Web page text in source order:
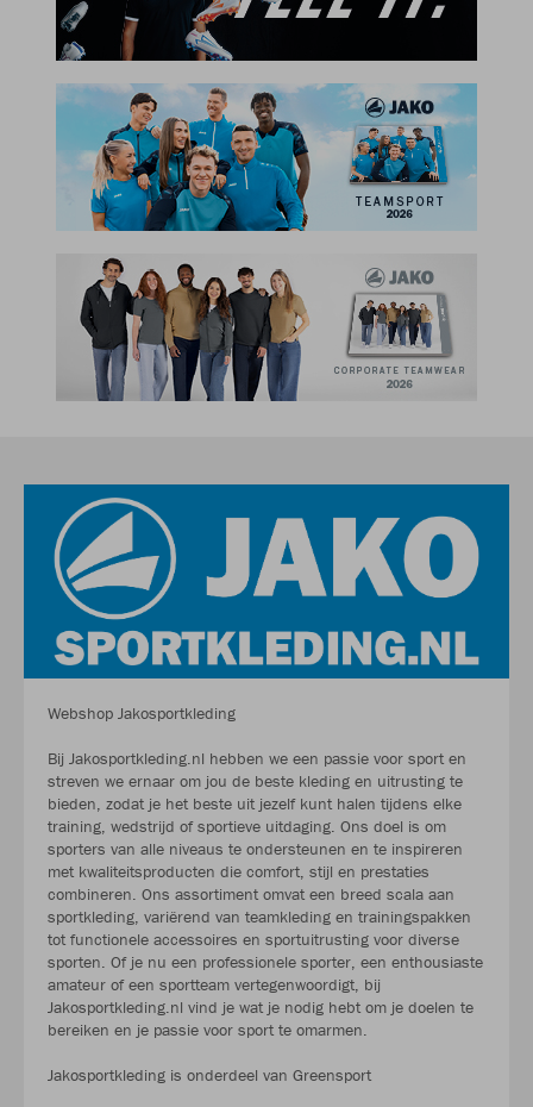
Webshop Jakosportkleding
Bij Jakosportkleding.nl hebben we een passie voor sport en
streven we ernaar om jou de beste kleding en uitrusting te
bieden, zodat je het beste uit jezelf kunt halen tijdens elke
training, wedstrijd of sportieve uitdaging. Ons doel is om
sporters van alle niveaus te ondersteunen en te inspireren
met kwaliteitsproducten die comfort, stijl en prestaties
combineren. Ons assortiment omvat een breed scala aan
sportkleding, variërend van teamkleding en trainingspakken
tot functionele accessoires en sportuitrusting voor diverse
sporten. Of je nu een professionele sporter, een enthousiaste
amateur of een sportteam vertegenwoordigt, bij
Jakosportkleding.nl vind je wat je nodig hebt om je doelen te
bereiken en je passie voor sport te omarmen.
Jakosportkleding is onderdeel van Greensport